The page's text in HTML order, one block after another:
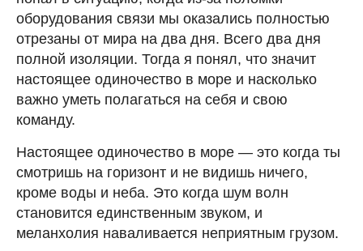
оборудования связи мы оказались полностью
отрезаны от мира на два дня. Всего два дня
полной изоляции. Тогда я понял, что значит
настоящее одиночество в море и насколько
важно уметь полагаться на себя и свою
команду.
Настоящее одиночество в море — это когда ты
смотришь на горизонт и не видишь ничего,
кроме воды и неба. Это когда шум волн
становится единственным звуком, и
меланхолия наваливается неприятным грузом.